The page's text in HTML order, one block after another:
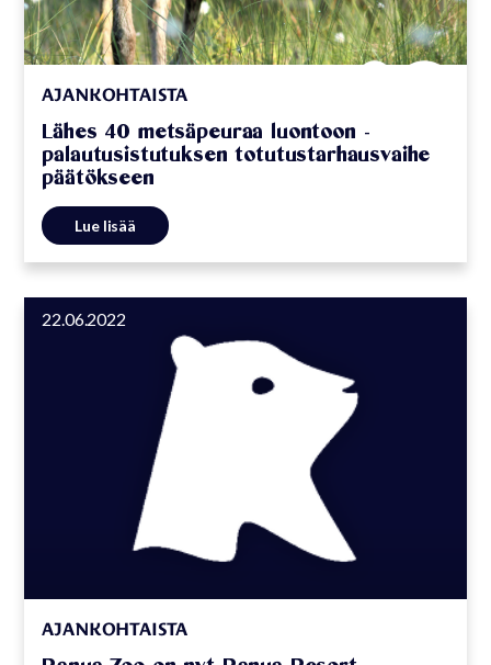
AJANKOHTAISTA
Lähes 40 metsäpeuraa luontoon -
palautusistutuksen totutustarhausvaihe
päätökseen
Lue lisää
22.06.2022
AJANKOHTAISTA